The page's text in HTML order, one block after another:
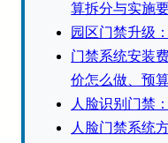
算拆分与实施
园区门禁升级
门禁系统安装
价怎么做、预
人脸识别门禁
人脸门禁系统